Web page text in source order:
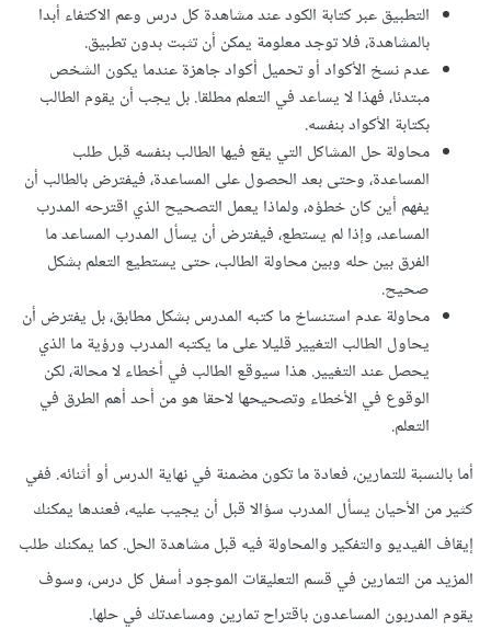
التطبيق عبر كتابة الكود عند مشاهدة كل درس وعم الاكتفاء أبدا
بالمشاهدة، فلا توجد معلومة يمكن أن تثبت بدون تطبيق.
عدم نسخ الأكواد أو تحميل أكواد جاهزة عندما يكون الشخص
مبتدئا، فهذا لا يساعد في التعلم مطلقا. بل يجب أن يقوم الطالب
بكتابة الأكواد بنفسه.
محاولة حل المشاكل التي يقع فيها الطالب بنفسه قبل طلب
المساعدة، وحتى بعد الحصول على المساعدة، فيفترض بالطالب أن
يفهم أين كان خطؤه، ولماذا يعمل التصحيح الذي اقترحه المدرب
المساعد، وإذا لم يستطع، فيفترض أن يسأل المدرب المساعد ما
الفرق بين حله وبين محاولة الطالب، حتى يستطيع التعلم بشكل
صحيح.
محاولة عدم استنساخ ما كتبه المدرس بشكل مطابق، بل يفترض أن
يحاول الطالب التغيير قليلا على ما يكتبه المدرب ورؤية ما الذي
يحصل عند التغيير. هذا سيوقع الطالب في أخطاء لا محالة، لكن
الوقوع في الأخطاء وتصحيحها لاحقا هو من أحد أهم الطرق في
التعلم.
أما بالنسبة للتمارين، فعادة ما تكون مضمنة في نهاية الدرس أو أثنائه. ففي
كثير من الأحيان يسأل المدرب سؤالا قبل أن يجيب عليه، فعندها يمكنك
إيقاف الفيديو والتفكير والمحاولة فيه قبل مشاهدة الحل. كما يمكنك طلب
المزيد من التمارين في قسم التعليقات الموجود أسفل كل درس، وسوف
يقوم المدربون المساعدون باقتراح تمارين ومساعدتك في حلها.